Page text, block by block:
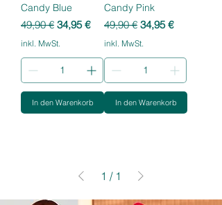
Candy Blue
Standardpreis
49,90 € Sale-Preis
34,95 €
inkl. MwSt.
In den Warenkorb
Candy Pink
Standardpreis
49,90 € Sale-Preis
34,95 €
inkl. MwSt.
In den Warenkorb
1 / 1